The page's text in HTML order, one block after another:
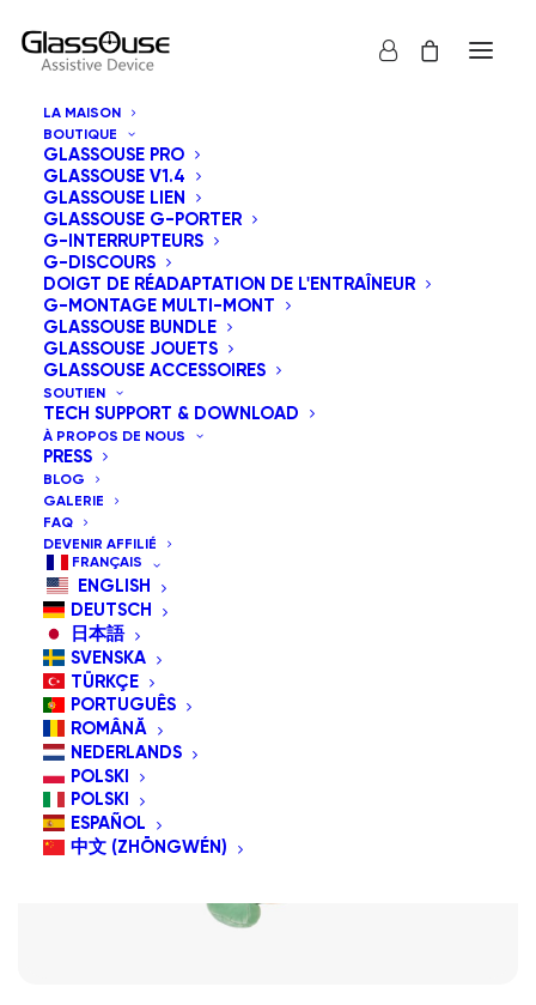
LA MAISON
BOUTIQUE
GLASSOUSE PRO
GLASSOUSE V1.4
GLASSOUSE LIEN
GLASSOUSE G-PORTER
G-INTERRUPTEURS
G-DISCOURS
DOIGT DE RÉADAPTATION DE L'ENTRAÎNEUR
G-MONTAGE MULTI-MONT
GLASSOUSE BUNDLE
GLASSOUSE JOUETS
GLASSOUSE ACCESSOIRES
SOUTIEN
TECH SUPPORT & DOWNLOAD
À PROPOS DE NOUS
PRESS
BLOG
GALERIE
FAQ
DEVENIR AFFILIÉ
FRANÇAIS
ENGLISH
DEUTSCH
日本語
SVENSKA
TÜRKÇE
PORTUGUÊS
ROMÂNĂ
NEDERLANDS
POLSKI
POLSKI
ESPAÑOL
中文 (ZHŌNGWÉN)
Tous GlassOuse Jouets
Tri par popularité
Tri par défaut
Tri du plus récent au plus ancien
Tri par tarif décroissant